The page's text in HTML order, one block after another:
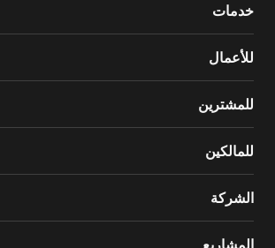
خدمات
للأعمال
للمشترين
للمالكين
الشركة